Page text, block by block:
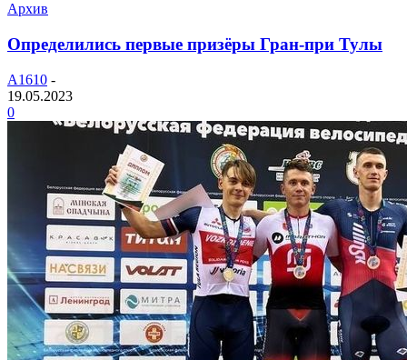
Архив
Определились первые призёры Гран-при Тулы
A1610 -
19.05.2023
0